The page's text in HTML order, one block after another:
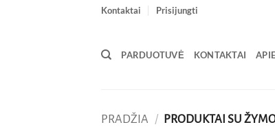
Kontaktai Prisijungti
PARDUOTUVĖ KONTAKTAI
PRADŽIA / PRODUKTAI SU